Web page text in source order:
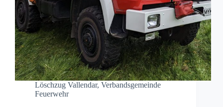
Löschzug Vallendar, Verbandsgemeinde
Feuerwehr